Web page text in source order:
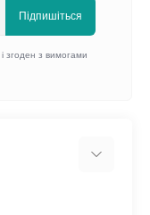
Підпишіться
і згоден з вимогами